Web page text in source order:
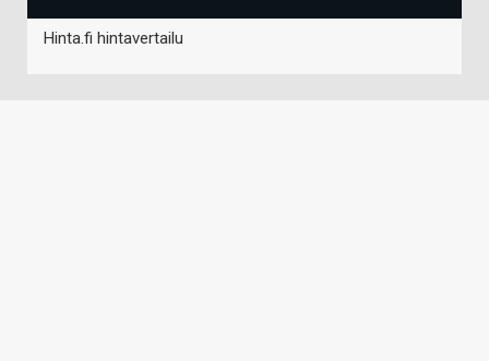
Hinta.fi hintavertailu